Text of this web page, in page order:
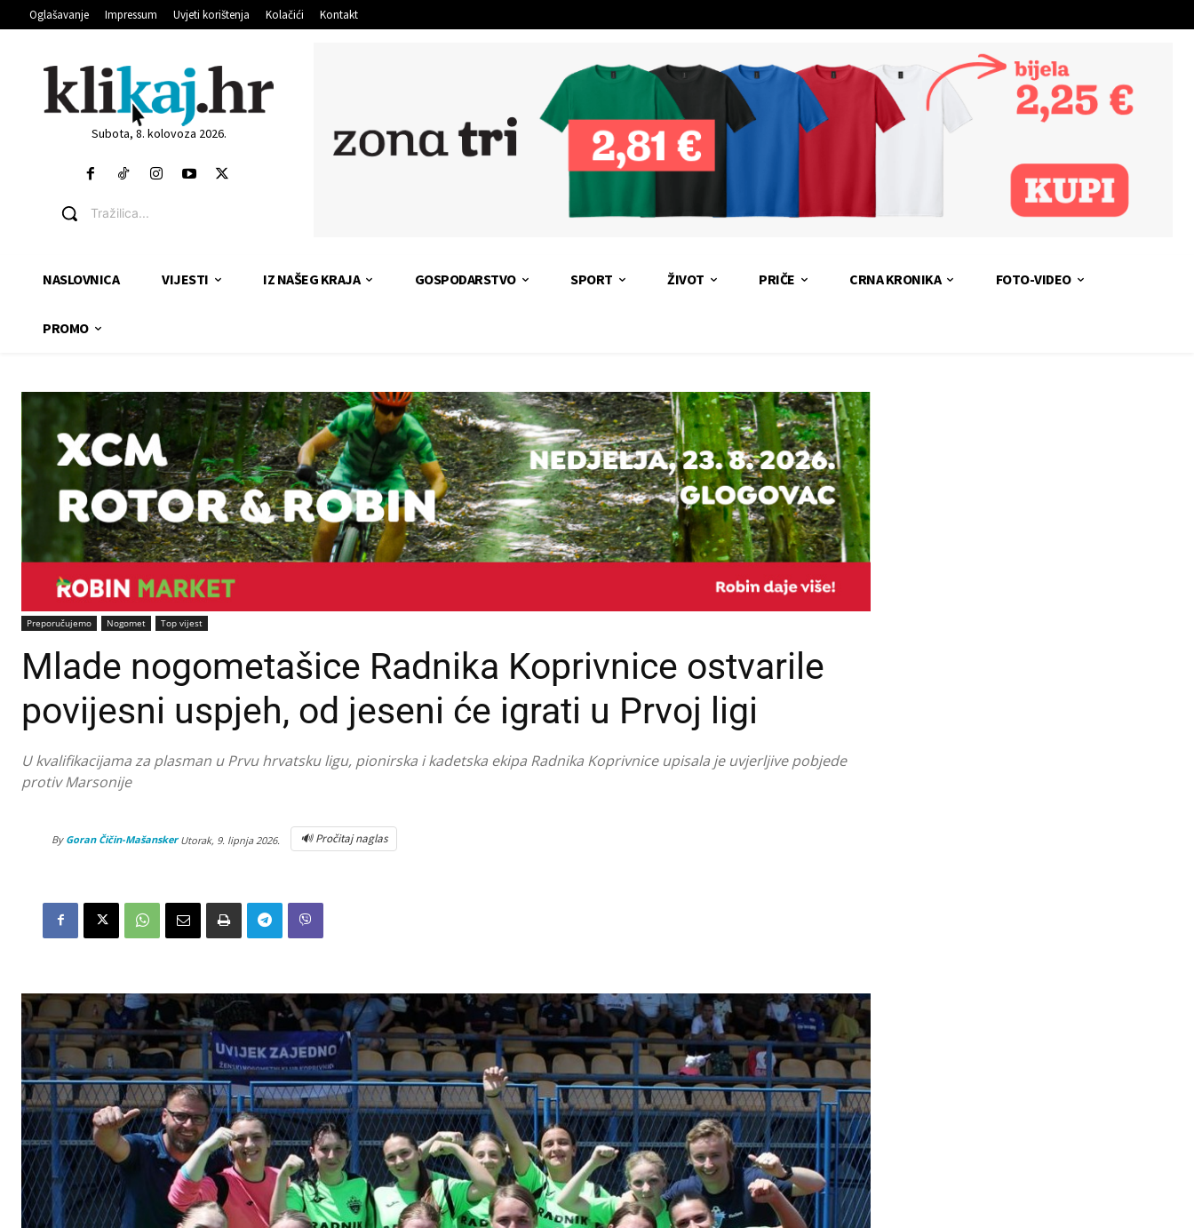
Oglašavanje Impressum Uvjeti korištenja Kolačići Kontakt
Subota, 8. kolovoza 2026.
Tražilica...
NASLOVNICA VIJESTI IZ NAŠEG KRAJA GOSPODARSTVO SPORT ŽIVOT PRIČE CRNA KRONIKA FOTO-VIDEO
PROMO
Preporučujemo Nogomet Top vijest
Mlade nogometašice Radnika Koprivnice ostvarile
povijesni uspjeh, od jeseni će igrati u Prvoj ligi
U kvalifikacijama za plasman u Prvu hrvatsku ligu, pionirska i kadetska ekipa Radnika Koprivnice upisala je uvjerljive pobjede
protiv Marsonije
By Goran Čičin-Mašansker Utorak, 9. lipnja 2026. 🔊 Pročitaj naglas